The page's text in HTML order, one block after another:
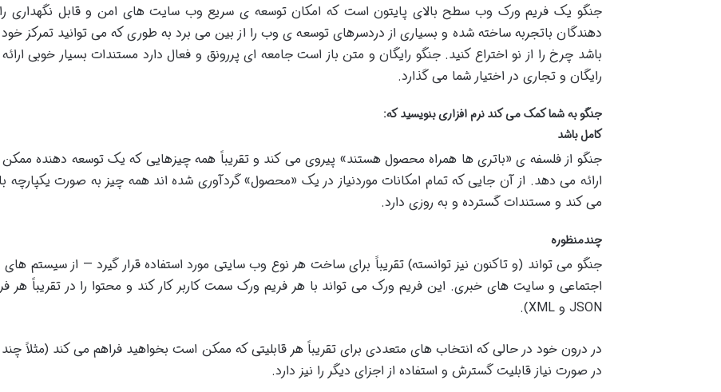
جنگو یک فریم ورک وب سطح بالای پایتون است که امکان توسعه ی سریع وب سایت های امن و قابل نگهداری
دهندگان باتجربه ساخته شده و بسیاری از دردسرهای توسعه ی وب را از بین می برد به طوری که می توانید تمرکز خود
باشد چرخ را از نو اختراع کنید. جنگو رایگان و متن باز است جامعه ای پررونق و فعال دارد مستندات بسیار خوبی
رایگان و تجاری در اختیار شما می گذارد.
جنگو به شما کمک می کند نرم افزاری بنویسید که:
کامل باشد
جنگو از فلسفه ی «باتری ها همراه محصول هستند» پیروی می کند و تقریباً همه چیزهایی که یک توسعه دهنده
ارائه می دهد. از آن جایی که تمام امکانات موردنیاز در یک «محصول» گردآوری شده اند همه چیز به صورت یکپارچه
می کند و مستندات گسترده و به روزی دارد.
چندمنظوره
جنگو می تواند (و تاکنون نیز توانسته) تقریباً برای ساخت هر نوع وب سایتی مورد استفاده قرار گیرد — از سیستم
اجتماعی و سایت های خبری. این فریم ورک می تواند با هر فریم ورک سمت کاربر کار کند و محتوا را در تقریباً هر
JSON و XML).
در درون خود در حالی که انتخاب های متعددی برای تقریباً هر قابلیتی که ممکن است بخواهید فراهم می کند (مثلاً
در صورت نیاز قابلیت گسترش و استفاده از اجزای دیگر را نیز دارد.